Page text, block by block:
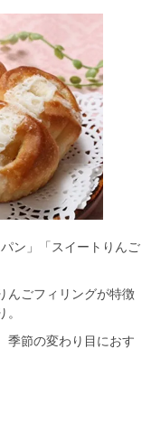
ン」「スイートりんご
んごフィリングが特徴
季節の変わり目におす